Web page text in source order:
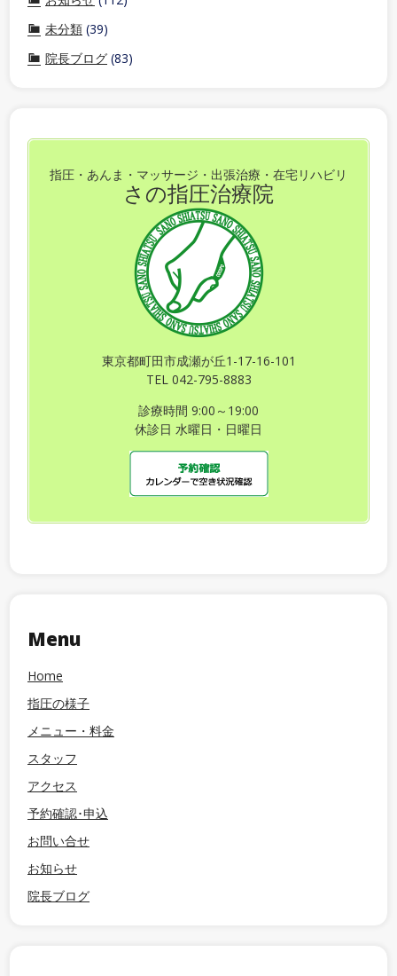
未分類 (39)
院長ブログ (83)
指圧・あんま・マッサージ・出張治療・在宅リハビリ
さの指圧治療院
東京都町田市成瀬が丘1-17-16-101
TEL 042-795-8883
診療時間 9:00～19:00
休診日 水曜日・日曜日
Menu
Home
指圧の様子
メニュー・料金
スタッフ
アクセス
予約確認･申込
お問い合せ
お知らせ
院長ブログ